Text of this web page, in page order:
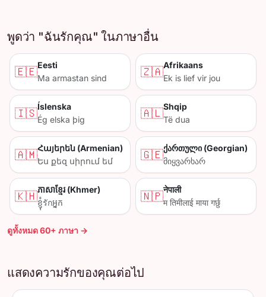
พูดว่า "ฉันรักคุณ" ในภาษาอื่น
🇪🇪Eesti
Ma armastan sind
🇿🇦Afrikaans
Ek is lief vir jou
🇮🇸Íslenska
Ég elska þig
🇦🇱Shqip
Të dua
🇦🇲Հայերեն (Armenian)
Ես քեզ սիրում եմ
🇬🇪ქართული (Georgian)
მიყვარხარ
🇰🇭ភាសាខ្មែរ (Khmer)
ខ្ញុំ​รัก​អ្នក
🇳🇵नेपाली
म तिमीलाई माया गर्छु
ดูทั้งหมด 60+ ภาษา →
แสดงความรักของคุณต่อไป